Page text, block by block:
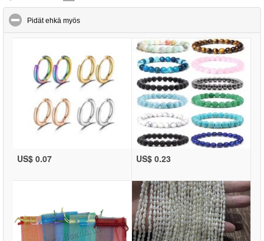
Pidät ehkä myös
US$ 0.07 US$ 0.23